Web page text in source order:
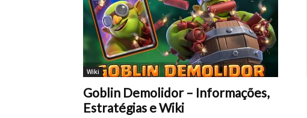
Wiki
Goblin Demolidor – Informações,
Estratégias e Wiki